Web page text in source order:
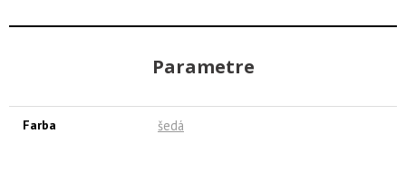
Parametre
Farba šedá